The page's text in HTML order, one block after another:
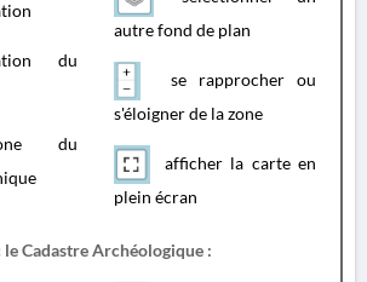
du
du
autre fond de plan
se rapprocher ou
s'éloigner de la zone
afficher la carte en
plein écran
Cadastre Archéologique :